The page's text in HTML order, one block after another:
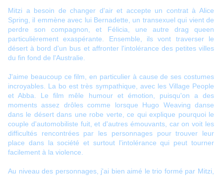
Mitzi a besoin de changer d'air et accepte un contrat à Alice
Spring, il emmène avec lui Bernadette, un transexuel qui vient de
perdre son compagnon, et Félicia, une autre drag queen
particulièrement exaspérante. Ensemble, ils vont traverser le
désert à bord d'un bus et affronter l'intolérance des petites villes
du fin fond de l'Australie.
J'aime beaucoup ce film, en particulier à cause de ses costumes
incroyables. La bo est très sympathique, avec les Village People
et Abba. Le film mêle humour et émotion, puisqu'on a des
moments assez drôles comme lorsque Hugo Weaving danse
dans le désert dans une robe verte, ce qui explique pourquoi le
couple d'automobiliste fuit, et d'autres émouvants, car on voit les
difficultés rencontrées par les personnages pour trouver leur
place dans la société et surtout l'intolérance qui peut tourner
facilement à la violence.
Au niveau des personnages, j'ai bien aimé le trio formé par Mitzi,